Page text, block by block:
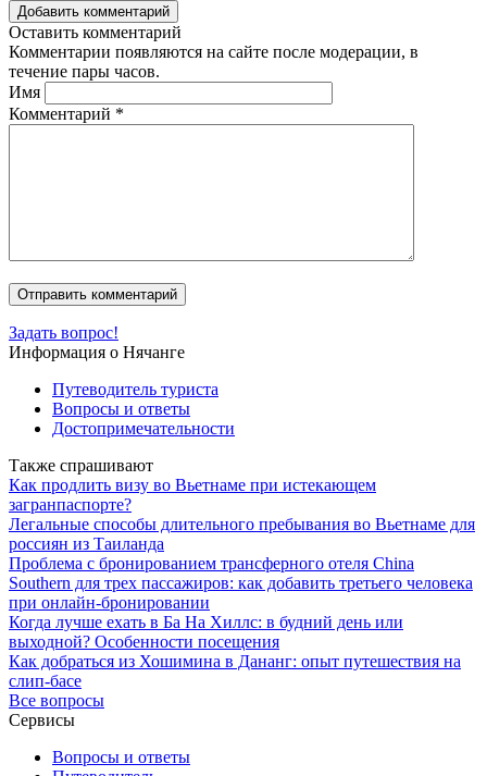
Добавить комментарий
Оставить комментарий
Комментарии появляются на сайте после модерации, в
течение пары часов.
Имя
Комментарий *
Задать вопрос!
Информация о Нячанге
Путеводитель туриста
Вопросы и ответы
Достопримечательности
Также спрашивают
Как продлить визу во Вьетнаме при истекающем
загранпаспорте?
Легальные способы длительного пребывания во Вьетнаме для
россиян из Таиланда
Проблема с бронированием трансферного отеля China
Southern для трех пассажиров: как добавить третьего человека
при онлайн-бронировании
Когда лучше ехать в Ба На Хиллс: в будний день или
выходной? Особенности посещения
Как добраться из Хошимина в Дананг: опыт путешествия на
слип-басе
Все вопросы
Сервисы
Вопросы и ответы